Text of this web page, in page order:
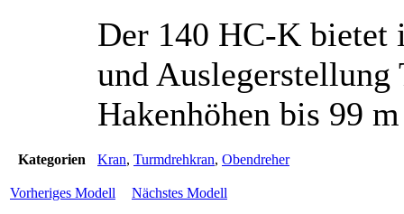
Der 140 HC-K bietet
und
Hakenhöhen bis 99
Kategorien Kran, Turmdrehkran, Obendreher
Vorheriges Modell Nächstes Modell